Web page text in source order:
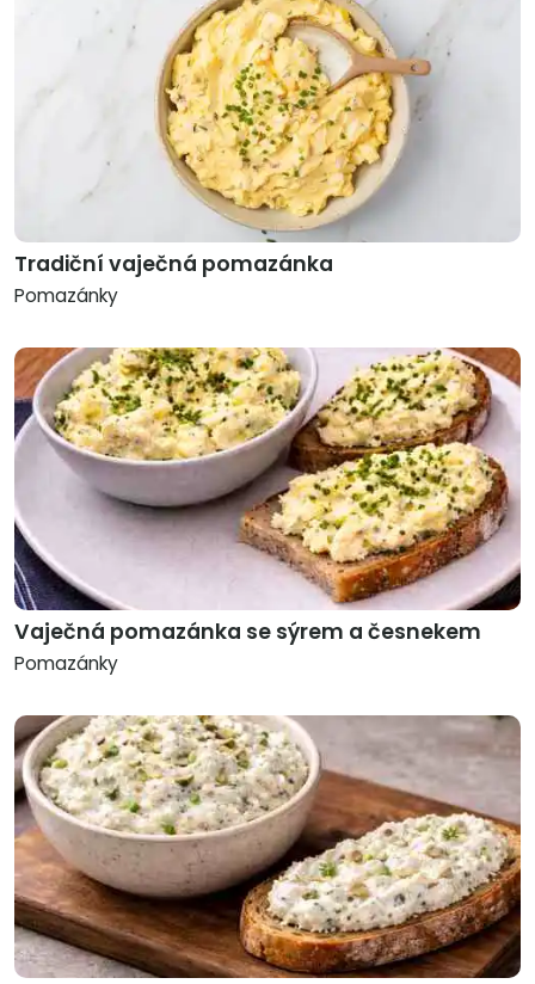
Tradiční vaječná pomazánka
Pomazánky
Vaječná pomazánka se sýrem a česnekem
Pomazánky